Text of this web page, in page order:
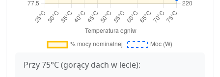
Przy 75°C (gorący dach w lecie):